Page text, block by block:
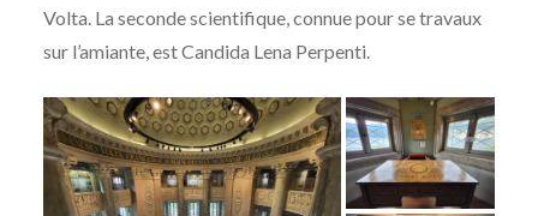
Volta. La seconde scientifique, connue pour se travaux
sur l’amiante, est Candida Lena Perpenti.